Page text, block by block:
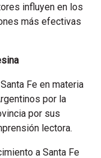
influyen en los
más efectivas
Fe en materia
por la
por sus
lectora.
a Santa Fe